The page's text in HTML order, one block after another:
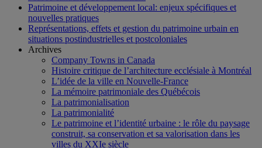
Patrimoine et développement local: enjeux spécifiques et
nouvelles pratiques
Représentations, effets et gestion du patrimoine urbain en
situations postindustrielles et postcoloniales
Archives
Company Towns in Canada
Histoire critique de l’architecture ecclésiale à Montréal
L’idée de la ville en Nouvelle-France
La mémoire patrimoniale des Québécois
La patrimonialisation
La patrimonialité
Le patrimoine et l’identité urbaine : le rôle du paysage
construit, sa conservation et sa valorisation dans les
villes du XXIe siècle